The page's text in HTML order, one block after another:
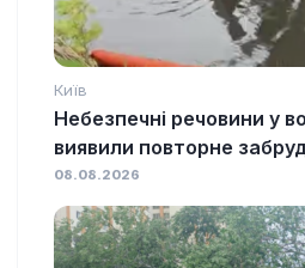
Київ
Небезпечні речовини у
виявили повторне
08.08.2026